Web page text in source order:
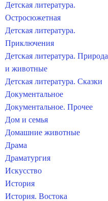
Детская литература.
Остросюжетная
Детская литература.
Приключения
Детская литература. Природа
и животные
Детская литература. Сказки
Документальное
Документальное. Прочее
Дом и семья
Домашние животные
Драма
Драматургия
Искусство
История
История. Востока